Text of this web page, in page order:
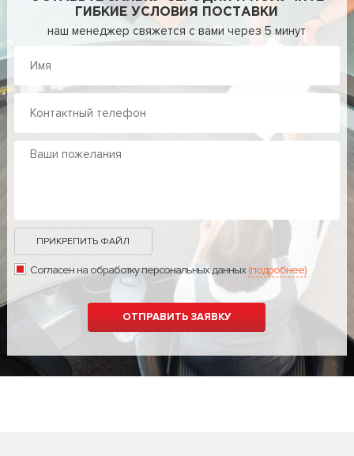
ГИБКИЕ УСЛОВИЯ ПОСТАВКИ
наш менеджер свяжется с вами через 5 минут
ПРИКРЕПИТЬ ФАЙЛ
Согласен на обработку персональных данных(подробнее)